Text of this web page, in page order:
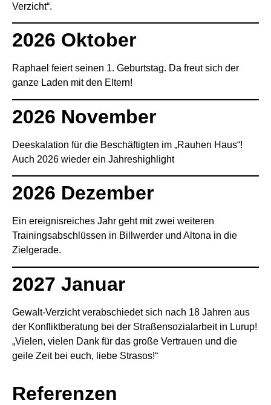
Verzicht“.
2026 Oktober
Raphael feiert seinen 1. Geburtstag. Da freut sich der
ganze Laden mit den Eltern!
2026 November
Deeskalation für die Beschäftigten im „Rauhen Haus“!
Auch 2026 wieder ein Jahreshighlight
2026 Dezember
Ein ereignisreiches Jahr geht mit zwei weiteren
Trainingsabschlüssen in Billwerder und Altona in die
Zielgerade.
2027 Januar
Gewalt-Verzicht verabschiedet sich nach 18 Jahren aus
der Konfliktberatung bei der Straßensozialarbeit in Lurup!
„Vielen, vielen Dank für das große Vertrauen und die
geile Zeit bei euch, liebe Strasos!“
Referenzen